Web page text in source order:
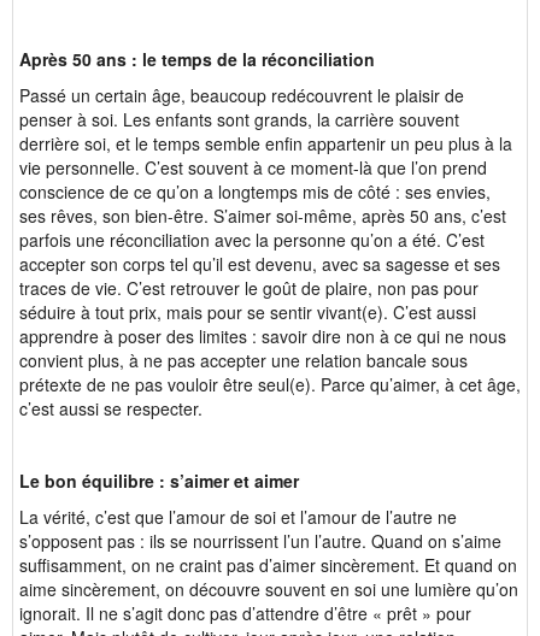
Après 50 ans : le temps de la réconciliation
Passé un certain âge, beaucoup redécouvrent le plaisir de
penser à soi. Les enfants sont grands, la carrière souvent
derrière soi, et le temps semble enfin appartenir un peu plus à la
vie personnelle. C’est souvent à ce moment-là que l’on prend
conscience de ce qu’on a longtemps mis de côté : ses envies,
ses rêves, son bien-être. S’aimer soi-même, après 50 ans, c’est
parfois une réconciliation avec la personne qu’on a été. C’est
accepter son corps tel qu’il est devenu, avec sa sagesse et ses
traces de vie. C’est retrouver le goût de plaire, non pas pour
séduire à tout prix, mais pour se sentir vivant(e). C’est aussi
apprendre à poser des limites : savoir dire non à ce qui ne nous
convient plus, à ne pas accepter une relation bancale sous
prétexte de ne pas vouloir être seul(e). Parce qu’aimer, à cet âge,
c’est aussi se respecter.
Le bon équilibre : s’aimer et aimer
La vérité, c’est que l’amour de soi et l’amour de l’autre ne
s’opposent pas : ils se nourrissent l’un l’autre. Quand on s’aime
suffisamment, on ne craint pas d’aimer sincèrement. Et quand on
aime sincèrement, on découvre souvent en soi une lumière qu’on
ignorait. Il ne s’agit donc pas d’attendre d’être « prêt » pour